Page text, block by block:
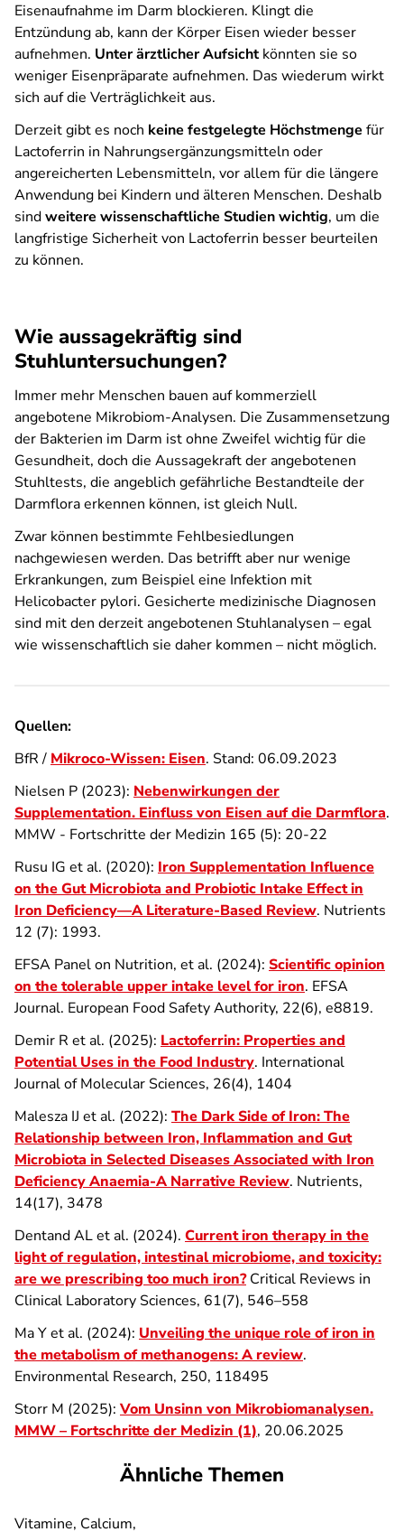
Eisenaufnahme im Darm blockieren. Klingt die
Entzündung ab, kann der Körper Eisen wieder besser
aufnehmen. Unter ärztlicher Aufsichtkönnten sie so
weniger Eisenpräparate aufnehmen. Das wiederum wirkt
sich auf die Verträglichkeit aus.
Derzeit gibt es noch keine festgelegte Höchstmenge für
Lactoferrin in Nahrungsergänzungsmitteln oder
angereicherten Lebensmitteln, vor allem für die längere
Anwendung bei Kindern und älteren Menschen. Deshalb
sindweitere wissenschaftliche Studien wichtig, um die
langfristige Sicherheit von Lactoferrin besser beurteilen
zu können.
Wie aussagekräftig sind
Stuhluntersuchungen?
Immer mehr Menschen bauen auf kommerziell
angebotene Mikrobiom-Analysen. Die Zusammensetzung
der Bakterien im Darm ist ohne Zweifel wichtig für die
Gesundheit, doch die Aussagekraft der angebotenen
Stuhltests, die angeblich gefährliche Bestandteile der
Darmflora erkennen können, ist gleich Null.
Zwar können bestimmte Fehlbesiedlungen
nachgewiesen werden. Das betrifft aber nur wenige
Erkrankungen, zum Beispiel eine Infektion mit
Helicobacter pylori. Gesicherte medizinische Diagnosen
sind mit den derzeit angebotenen Stuhlanalysen – egal
wie wissenschaftlich sie daher kommen – nicht möglich.
Quellen:
BfR / Mikroco-Wissen: Eisen. Stand: 06.09.2023
Nielsen P (2023): Nebenwirkungen der
Supplementation. Einfluss von Eisen auf die Darmflora.
MMW - Fortschritte der Medizin 165 (5): 20-22
Rusu IG et al. (2020): Iron Supplementation Influence
on the Gut Microbiota and Probiotic Intake Effect in
Iron Deficiency—A Literature-Based Review. Nutrients
12 (7): 1993.
EFSA Panel on Nutrition, et al. (2024): Scientific opinion
on the tolerable upper intake level for iron. EFSA
Journal. European Food Safety Authority, 22(6), e8819.
Demir R et al. (2025): Lactoferrin: Properties and
Potential Uses in the Food Industry. International
Journal of Molecular Sciences, 26(4), 1404
Malesza IJ et al. (2022): The Dark Side of Iron: The
Relationship between Iron, Inflammation and Gut
Microbiota in Selected Diseases Associated with Iron
Deficiency Anaemia-A Narrative Review. Nutrients,
14(17), 3478
Dentand AL et al. (2024). Current iron therapy in the
light of regulation, intestinal microbiome, and toxicity:
are we prescribing too much iron?Critical Reviews in
Clinical Laboratory Sciences, 61(7), 546–558
Ma Y et al. (2024): Unveiling the unique role of iron in
the metabolism of methanogens: A review.
Environmental Research, 250, 118495
Storr M (2025): Vom Unsinn von Mikrobiomanalysen.
MMW – Fortschritte der Medizin (1), 20.06.2025
Ähnliche Themen
Vitamine, Calcium,